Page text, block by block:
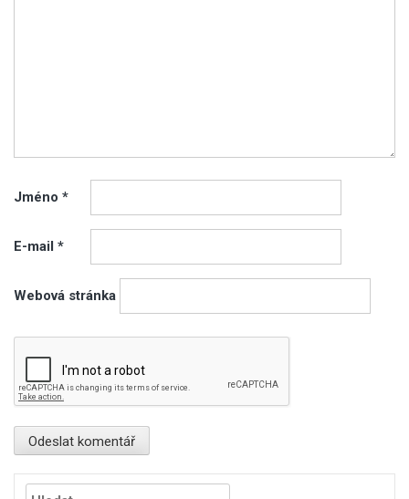
Jméno *
E-mail *
Webová stránka
Vyhledávání